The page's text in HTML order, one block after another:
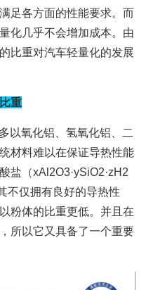
足各方面的性能要求。而
化几乎不会增加成本。由
比重对汽车轻量化的发展
重
氧化铝、氢氧化铝、二
材料难以在保证导热性能
盐（xAl2O3·ySiO2·zH2
不仅拥有良好的导热性
粉体的比重更低。并且在
所以它又具备了一个重要